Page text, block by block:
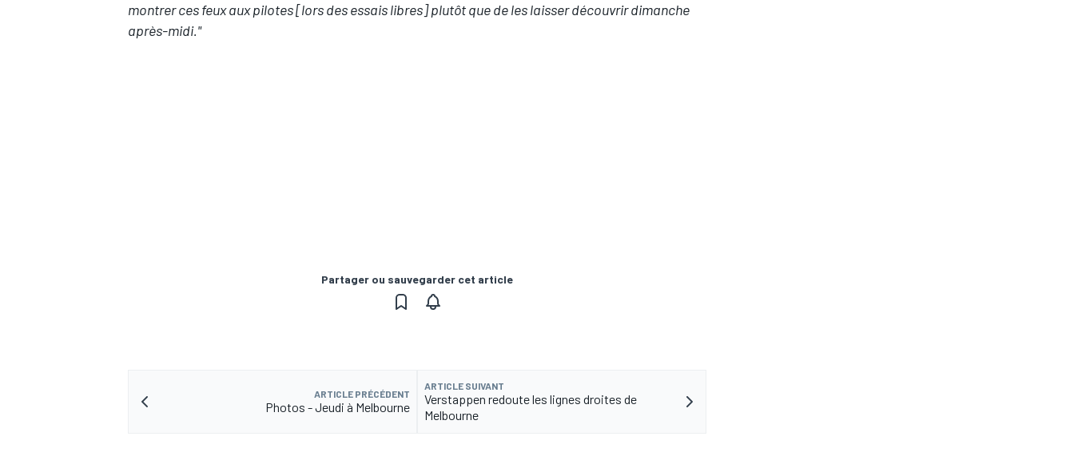
montrer ces feux aux pilotes [lors des essais libres] plutôt que de les laisser découvrir dimanche
après-midi."
Partager ou sauvegarder cet article
ARTICLE PRÉCÉDENT
Photos - Jeudi à Melbourne
ARTICLE SUIVANT
Verstappen redoute les lignes droites de
Melbourne